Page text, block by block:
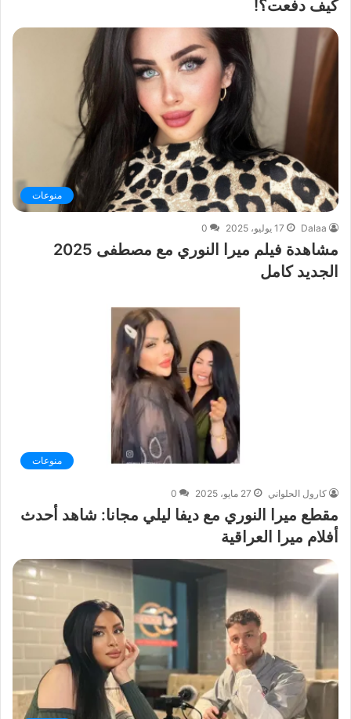
كيف دفعت؟!
منوعات
Dalaa 17 يوليو، 2025 0
مشاهدة فيلم ميرا النوري مع مصطفى 2025
الجديد كامل
منوعات
كارول الحلواني 27 مايو، 2025 0
مقطع ميرا النوري مع ديفا ليلي مجانا: شاهد أحدث
أفلام ميرا العراقية